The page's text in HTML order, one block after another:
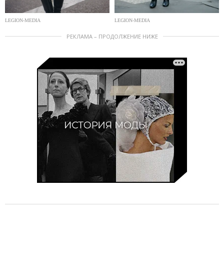
LEGION-MEDIA LEGION-MEDIA
РЕКЛАМА – ПРОДОЛЖЕНИЕ НИЖЕ